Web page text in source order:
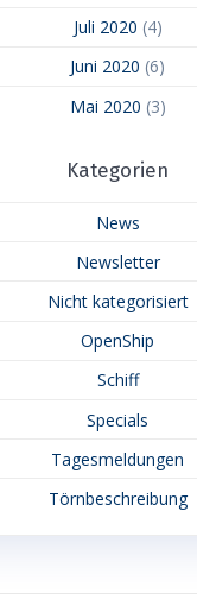
Juli 2020 (4)
Juni 2020 (6)
Mai 2020 (3)
Kategorien
News
Newsletter
Nicht kategorisiert
OpenShip
Schiff
Specials
Tagesmeldungen
Törnbeschreibung